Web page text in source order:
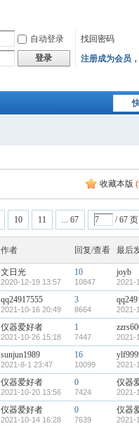
自动登录
找回密码
登录 注册成为会员
收藏本版 (
10 11 ... 67 / 67 页
作者 回复/查看 最后
文日光
2020-12-19 13:57
10
10847
joyb
2021-
qq24917555
2021-10-16 20:49
3
8664 2021-
仪器爱好者
2021-10-26 15:18
1
7447 2021-
sunjun1989
2021-8-1 23:47
16
10099 2021-
仪器爱好者
2021-10-20 13:56
0
7424
仪器
2021-
仪器爱好者
2021-10-14 16:28
0
7639
仪器
2021-